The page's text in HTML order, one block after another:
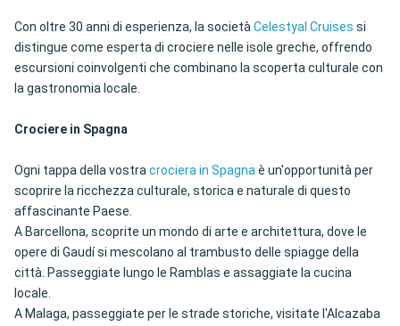
Con oltre 30 anni di esperienza, la societàCelestyal Cruises si
distingue come esperta di crociere nelle isole greche, offrendo
escursioni coinvolgenti che combinano la scoperta culturale con
la gastronomia locale.
Crociere in Spagna
Ogni tappa della vostracrociera in Spagnaè un'opportunità per
scoprire la ricchezza culturale, storica e naturale di questo
affascinante Paese.
A Barcellona, scoprite un mondo di arte e architettura, dove le
opere di Gaudí si mescolano al trambusto delle spiagge della
città. Passeggiate lungo le Ramblas e assaggiate la cucina
locale.
A Malaga, passeggiate per le strade storiche, visitate l'Alcazaba